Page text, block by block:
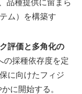
品種提供に留まら
ム）を構築す
評価と多角化の
の採種依存度を定
に向けたフィジ
に開始する。